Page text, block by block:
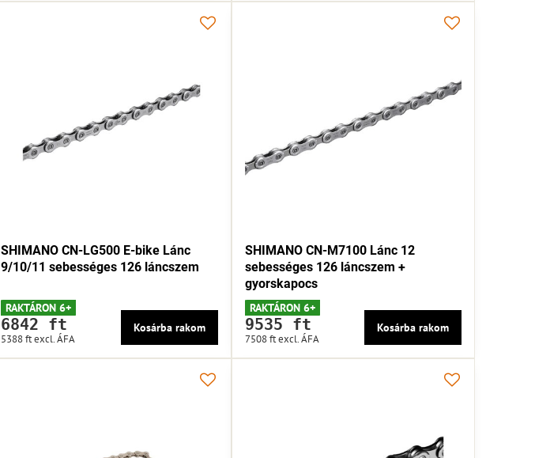
SHIMANO CN-LG500 E-bike Lánc
9/10/11 sebességes 126 láncszem
RAKTÁRON 6+
6842 ft
5388 ftexcl. ÁFA
Kosárba rakom
SHIMANO CN-M7100 Lánc 12
sebességes 126 láncszem +
gyorskapocs
RAKTÁRON 6+
9535 ft
7508 ftexcl. ÁFA
Kosárba rakom